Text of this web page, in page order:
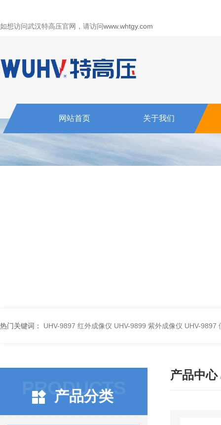
如想访问武汉特高压官网，请访问www.whtgy.com
网站首页 关于我们
热门关键词： UHV-9897 红外成像仪 UHV-9899 紫外成像仪 UHV-9897
PRODUCTS
产品分类
产品中心